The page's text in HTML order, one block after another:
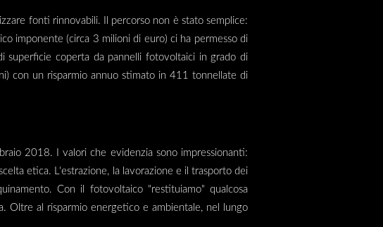
fonti rinnovabili. Il percorso non è stato semplice:
imponente (circa 3 milioni di euro) ci ha permesso di
coperta da pannelli fotovoltaici in grado di
con un risparmio annuo stimato in 411 tonnellate di
2018. I valori che evidenzia sono impressionanti:
etica. L'estrazione, la lavorazione e il trasporto dei
Con il fotovoltaico "restituiamo" qualcosa
Oltre al risparmio energetico e ambientale, nel lungo